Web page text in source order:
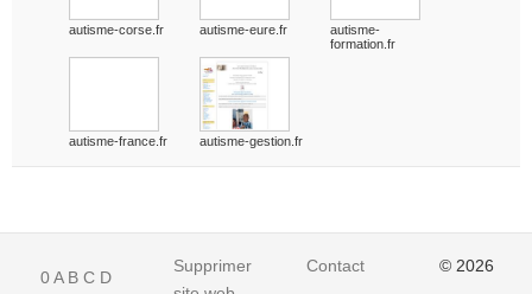
autisme-corse.fr autisme-eure.fr
autisme-
formation.fr
autisme-france.fr autisme-gestion.fr
0A B C D
Supprimer
Contact © 2026